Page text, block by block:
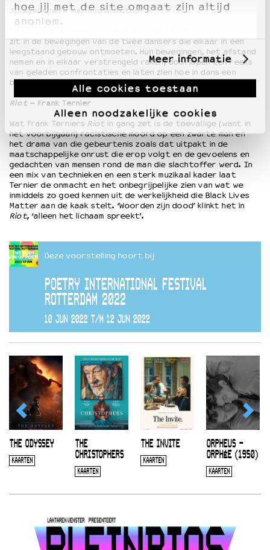
hoe jij met de site omgaat zijn altijd
anoniem.
Meer informatie
Alle cookies toestaan
Alleen noodzakelijke cookies
Spiegelingen– Marinus Groothof
zit in de bewegingen van de twee dansers die elkaar in een
leegstaand gebouw ontmoeten. Hun bewegingen, het afstand
nemen en in elkaar verstrengeld raken, doorlopen een reeks
van geladen confrontaties en laten zien hoe in dans een
bijzondere rijke poëtische grammatica kan worden herkend.
Riot– Frank Ternier
Wat Frank Terniers Riot in gang zet is de toevallige (want in
het voorbijgaan) racistische moord op een zwarte man en
het drama van die gebeurtenis zoals dat uitpakt in de
maatschappelijke onrust die erop volgt en de gevoelens en
gedachten van mensen rond de man die slachtoffer werd. In
een mix van technieken en een sterk muzikaal kader laat
Ternier de onmacht en het onbegrijpelijke zien van wat we
inmiddels zo goed kennen uit de werkelijkheid die Black Lives
Matter aan de kaak stelt. ‘Woorden zijn dood’ klinkt het in
Riot, ‘alleen het lichaam spreekt’.
Deze voorstelling hoort bij
POETRY INTERNATIONAL FESTIVAL
ROTTERDAM 2022
10 JUN 2022 T/M 12 JUN 2022
THE ODYSSEY
KAARTEN
THE
CHRISTOPHERS
KAARTEN
THE INVITE
KAARTEN
ORPHEUS –
ORPHÉE (1950)
KAARTEN